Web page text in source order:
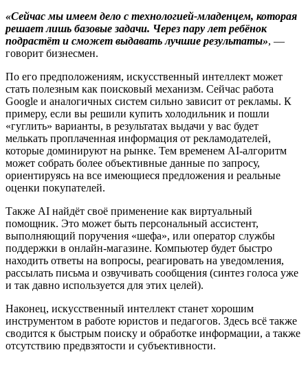
«Сейчас мы имеем дело с технологией-младенцем, которая
решает лишь базовые задачи. Через пару лет ребёнок
подрастёт и сможет выдавать лучшие результаты», —
говорит бизнесмен.
По его предположениям, искусственный интеллект может
стать полезным как поисковый механизм. Сейчас работа
Google и аналогичных систем сильно зависит от рекламы. К
примеру, если вы решили купить холодильник и пошли
«гуглить» варианты, в результатах выдачи у вас будет
мелькать проплаченная информация от рекламодателей,
которые доминируют на рынке. Тем временем AI-алгоритм
может собрать более объективные данные по запросу,
ориентируясь на все имеющиеся предложения и реальные
оценки покупателей.
Также AI найдёт своё применение как виртуальный
помощник. Это может быть персональный ассистент,
выполняющий поручения «шефа», или оператор службы
поддержки в онлайн-магазине. Компьютер будет быстро
находить ответы на вопросы, реагировать на уведомления,
рассылать письма и озвучивать сообщения (синтез голоса уже
и так давно используется для этих целей).
Наконец, искусственный интеллект станет хорошим
инструментом в работе юристов и педагогов. Здесь всё также
сводится к быстрым поиску и обработке информации, а также
отсутствию предвзятости и субъективности.